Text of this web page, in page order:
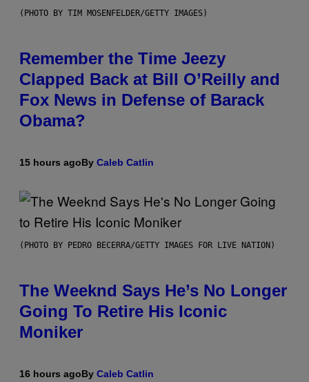
(PHOTO BY TIM MOSENFELDER/GETTY IMAGES)
Remember the Time Jeezy
Clapped Back at Bill O’Reilly and
Fox News in Defense of Barack
Obama?
15 hours agoBy Caleb Catlin
(PHOTO BY PEDRO BECERRA/GETTY IMAGES FOR LIVE NATION)
The Weeknd Says He’s No Longer
Going To Retire His Iconic
Moniker
16 hours agoBy Caleb Catlin